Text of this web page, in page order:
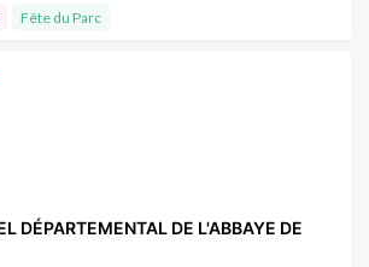
Fête du Parc
DÉPARTEMENTAL DE L'ABBAYE DE